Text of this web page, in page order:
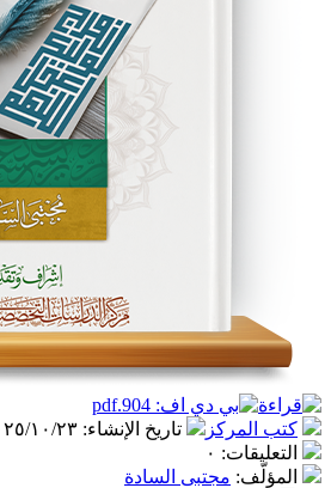
تاريخ الإنشاء:٢٠٢٥/١٠/٢٣
٠
السادة